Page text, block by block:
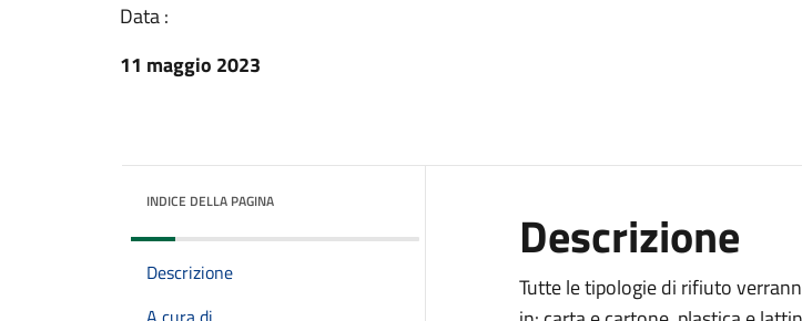
Data :
11 maggio 2023
INDICE DELLA PAGINA
Descrizione
Descrizione
Tutte le tipologie di rifiuto